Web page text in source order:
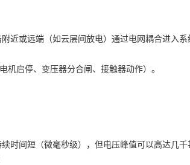
近或远端（如云层间放电）通过电网耦合进入系
机启停、变压器分合闸、接触器动作）。
时间短（微毫秒级），但电压峰值可以高达几